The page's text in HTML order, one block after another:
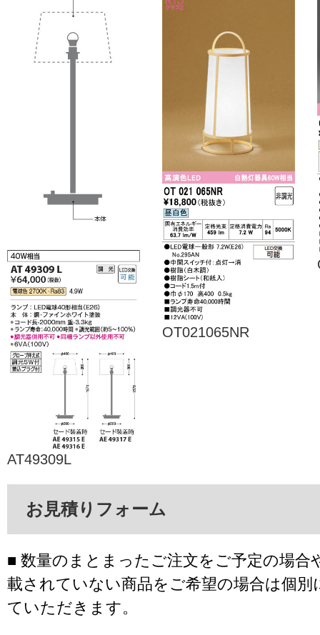
AT49309L
OT021065NR
お見積りフォーム
■ 数量のまとまったご注文をご予定の場合
載されていない商品をご希望の場合は個別
ていただきます。